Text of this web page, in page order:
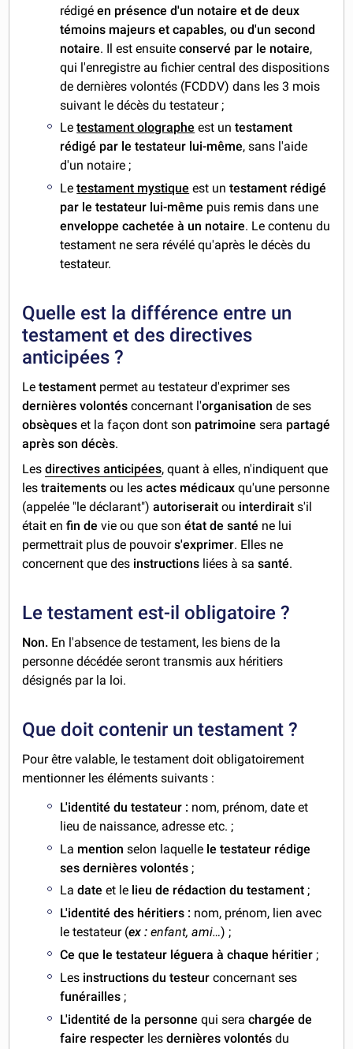
rédigéen présence d'un notaire et de deux
témoins majeurs et capables, ou d'un second
notaire. Il est ensuiteconservé par le notaire,
qui l'enregistre au fichier central des dispositions
de dernières volontés (FCDDV) dans les 3 mois
suivant le décès du testateur ;
Letestament olographe est untestament
rédigé par le testateur lui-même, sans l'aide
d'un notaire ;
Letestament mystique est untestament rédigé
par le testateur lui-même puis remis dans une
enveloppe cachetée à un notaire. Le contenu du
testament ne sera révélé qu'après le décès du
testateur.
Quelle est la différence entre un
testament et des directives
anticipées ?
Letestament permet au testateur d'exprimer ses
dernières volontésconcernant l'organisationde ses
obsèques et la façon dont son patrimoine sera partagé
après son décès.
Lesdirectives anticipées, quant à elles, n'indiquent que
les traitementsou les actes médicaux qu'une personne
(appelée "le déclarant")autoriserait ou interdirait s'il
était en fin devie ou que son état de santé ne lui
permettrait plus de pouvoirs'exprimer. Elles ne
concernent que des instructions liées à sa santé.
Le testament est-il obligatoire ?
Non. En l'absence de testament, les biens de la
personne décédée seront transmis aux héritiers
désignés par la loi.
Que doit contenir un testament ?
Pour être valable, le testament doit obligatoirement
mentionner les éléments suivants :
L'identité du testateur : nom, prénom, date et
lieu de naissance, adresse etc. ;
La mentionselon laquelle le testateur rédige
ses dernières volontés ;
Ladateet le lieu de rédaction du testament ;
L'identité des héritiers : nom, prénom, lien avec
le testateur (ex : enfant, ami…) ;
Ce que le testateur léguera à chaque héritier ;
Les instructions du testeurconcernant ses
funérailles ;
L'identité de la personnequi sera chargée de
faire respecter les dernières volontés du